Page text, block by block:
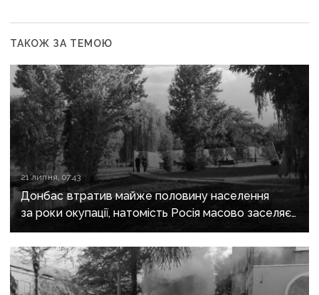
ТАКОЖ ЗА ТЕМОЮ
21 липня, 07:43
Донбас втратив майже половину населення
за роки окупації, натомість Росія масово заселяє
регіон своїми громадянами — ГУР